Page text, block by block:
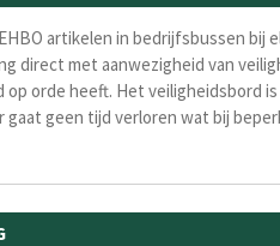
artikelen in bedrijfsbussen bij
direct met aanwezigheid van
orde heeft. Het veiligheidsbord
geen tijd verloren wat bij